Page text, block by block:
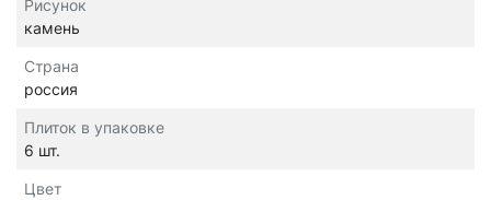
Рисунок
камень
Страна
россия
Плиток в упаковке
6 шт.
Цвет